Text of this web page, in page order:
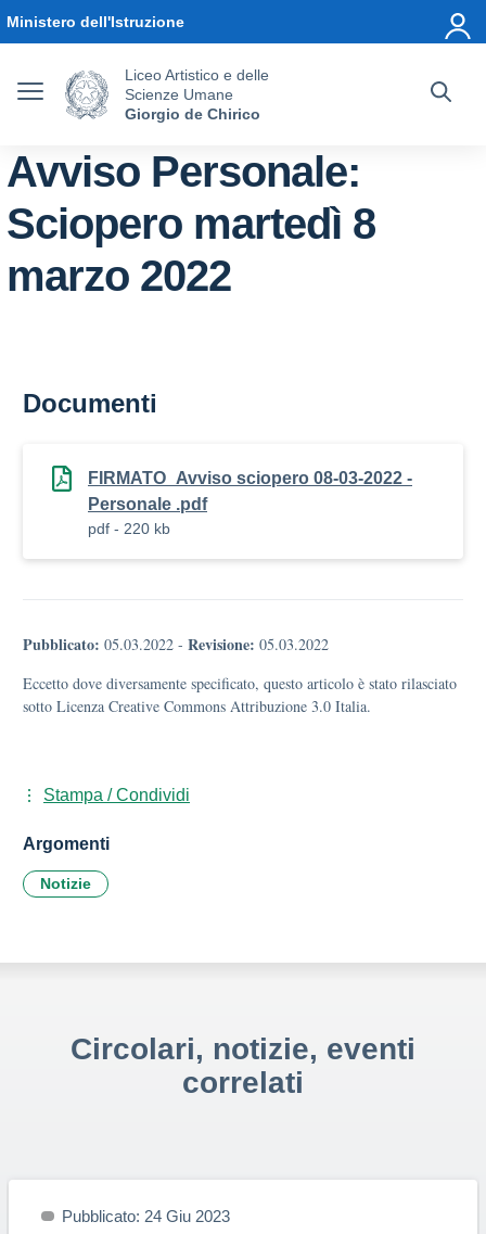
Ministero dell'Istruzione
Liceo Artistico e delle
Scienze Umane
Giorgio de Chirico
Avviso Personale:
Sciopero martedì 8
marzo 2022
Documenti
FIRMATO_Avviso sciopero 08-03-2022 -
Personale .pdf
pdf - 220 kb
Pubblicato: 05.03.2022 - Revisione: 05.03.2022
Eccetto dove diversamente specificato, questo articolo è stato rilasciato
sotto Licenza Creative Commons Attribuzione 3.0 Italia.
Stampa / Condividi
Argomenti
Notizie
Circolari, notizie, eventi
correlati
Pubblicato: 24 Giu 2023